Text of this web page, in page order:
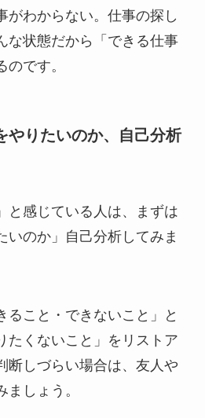
がわからない。仕事の探し
な状態だから「できる仕事
です。
やりたいのか、自己分析
と感じている人は、まずは
いのか」自己分析してみま
ること・できないこと」と
たくないこと」をリストア
断しづらい場合は、友人や
しょう。